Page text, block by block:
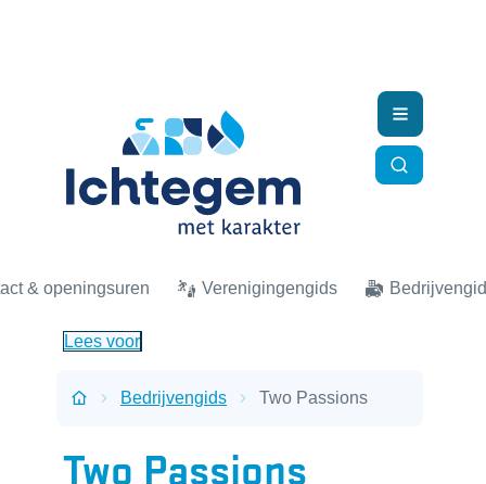
& openingsuren Verenigingengids
Zoek
Menu
Lees voor
Startpagina
Bedrijvengids Two Passions
Two Passions